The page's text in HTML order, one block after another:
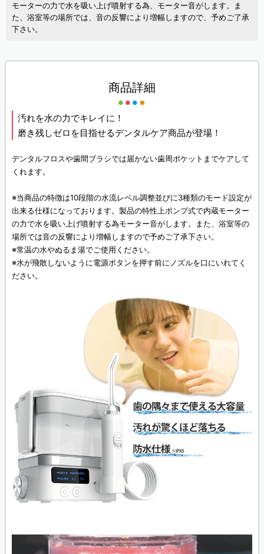
モーターの力で水を吸い上げ噴射する為、モーター音がします。ま
た、浴室等の場所では、音の反響により増幅しますので、予めご了承
下さい。
商品詳細
汚れを水の力でキレイに！
磨き残しゼロを目指せるデンタルケア商品が登場！
デンタルフロスや歯間ブラシでは届かない歯周ポケットまでケアして
くれます。
※当商品の特徴は10段階の水流レベル調整並びに3種類のモード設定が
出来る仕様になっております。製品の特性上ポンプ式で内蔵モーター
の力で水を吸い上げ噴射する為モーター音がします。また、浴室等の
場所では音の反響により増幅しますので予めご了承下さい。
※常温の水やぬるま湯でご使用ください。
※水が飛散しないように電源ボタンを押す前にノズルを口にいれてく
ださい。